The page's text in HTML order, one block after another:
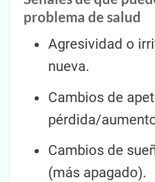
problema de salud
Agresividad o
nueva.
Cambios de
pérdida/
Cambios de
(más apagado).